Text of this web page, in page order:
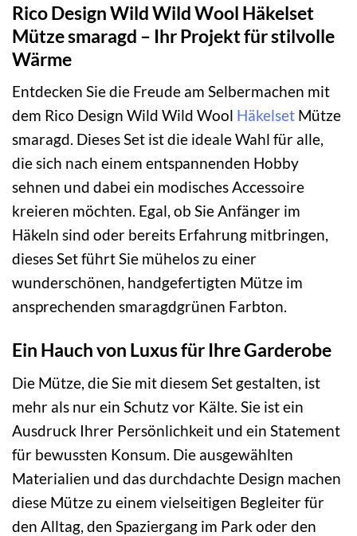
Rico Design Wild Wild Wool Häkelset
Mütze smaragd – Ihr Projekt für stilvolle
Wärme
Entdecken Sie die Freude am Selbermachen mit
dem Rico Design Wild Wild Wool Häkelset Mütze
smaragd. Dieses Set ist die ideale Wahl für alle,
die sich nach einem entspannenden Hobby
sehnen und dabei ein modisches Accessoire
kreieren möchten. Egal, ob Sie Anfänger im
Häkeln sind oder bereits Erfahrung mitbringen,
dieses Set führt Sie mühelos zu einer
wunderschönen, handgefertigten Mütze im
ansprechenden smaragdgrünen Farbton.
Ein Hauch von Luxus für Ihre Garderobe
Die Mütze, die Sie mit diesem Set gestalten, ist
mehr als nur ein Schutz vor Kälte. Sie ist ein
Ausdruck Ihrer Persönlichkeit und ein Statement
für bewussten Konsum. Die ausgewählten
Materialien und das durchdachte Design machen
diese Mütze zu einem vielseitigen Begleiter für
den Alltag, den Spaziergang im Park oder den